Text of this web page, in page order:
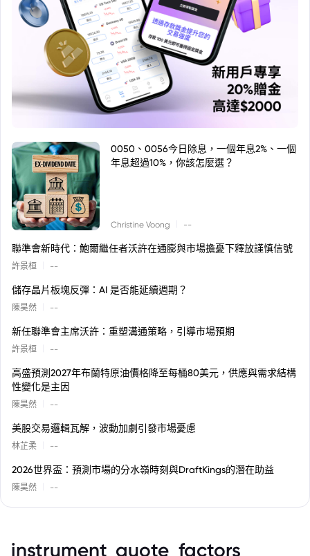
0050、0056今日除息，一個年息2%、一個
年息超過10%，你該怎麼選？
Christine Voong --
聯準會新時代：鮑爾繼任者沃許在通膨與市場擔憂下釋放謹慎信號
許景桓 --
儲存晶片板塊反彈：AI 是否能延續週期？
陳昊然 --
新任聯準會主席沃許：重塑溝通策略，引導市場預期
許景桓 --
高盛預測2027年布蘭特原油價格降至每桶80美元，供應與需求結構
性變化是主因
陳昊然 --
美股交易邏輯瓦解，波動加劇引發市場憂慮
林芷柔 --
2026世界盃：預測市場的分水嶺時刻與DraftKings的潛在助益
陳昊然 --
instrument_quote_factors